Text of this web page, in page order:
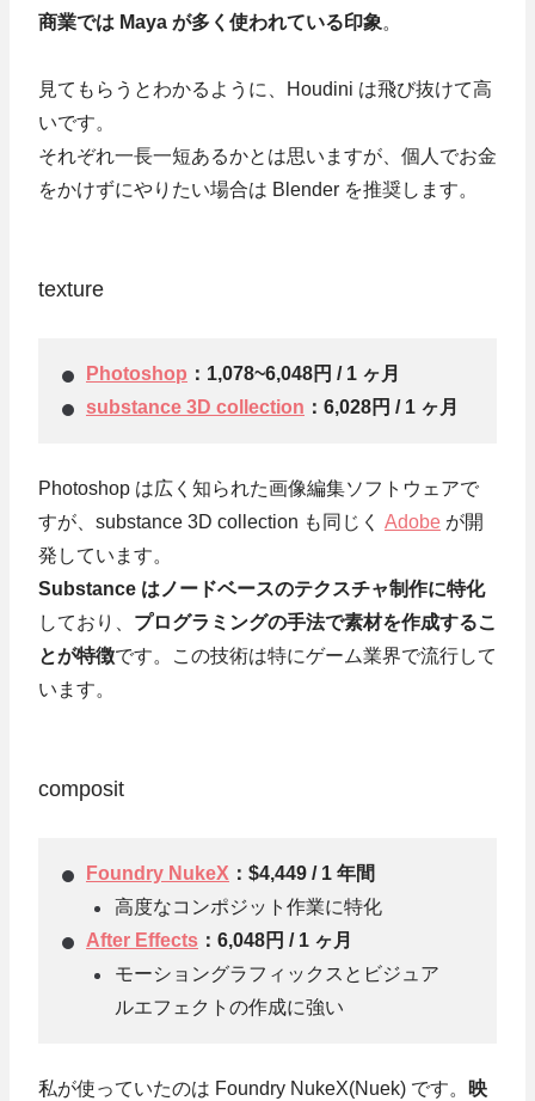
商業では Maya が多く使われている印象。
見てもらうとわかるように、Houdini は飛び抜けて高
いです。
それぞれ一長一短あるかとは思いますが、個人でお金
をかけずにやりたい場合は Blender を推奨します。
texture
Photoshop ：1,078~6,048円 / 1 ヶ月
substance 3D collection ：6,028円 / 1 ヶ月
Photoshop は広く知られた画像編集ソフトウェアで
すが、substance 3D collection も同じく Adobe が開
発しています。
Substance はノードベースのテクスチャ制作に特化
しており、 プログラミングの手法で素材を作成するこ
とが特徴です。この技術は特にゲーム業界で流行して
います。
composit
Foundry NukeX ：$4,449 / 1 年間
高度なコンポジット作業に特化
After Effects ：6,048円 / 1 ヶ月
モーショングラフィックスとビジュア
ルエフェクトの作成に強い
私が使っていたのは Foundry NukeX(Nuek) です。
映